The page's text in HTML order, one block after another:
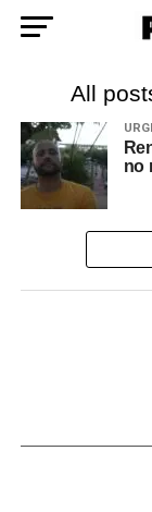
All
no